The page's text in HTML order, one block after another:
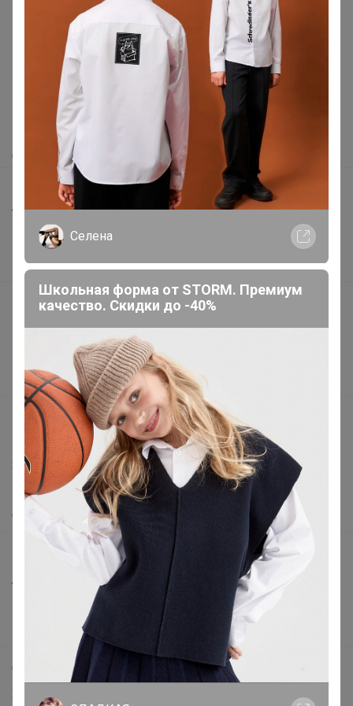
Как здесь все устроено?
Как сделать заказ?
Как получить?
Доставка
Шоурумы
Торговые марки
Наша команда
В наличии
Подарочные сертификаты
Реклама на сайте
Поставщикам
Вакансии
support@24-ok.ru
Написать в поддержку
Защита покупателя
Помощь
О нас
Все предложения
Анонсы
Поддержка альпак
Самое выгодное
Хиты продаж
Селена
Школьная форма от STORM. Премиум
качество. Скидки до -40%